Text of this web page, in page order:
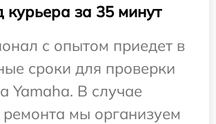
курьера за 35 минут
с опытом приедет в
сроки для проверки
Yamaha. В случае
мы организуем